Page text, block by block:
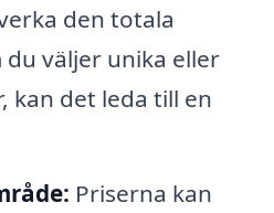
den totala
väljer unika eller
kan det leda till en
Priserna kan